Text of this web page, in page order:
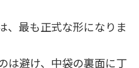
、最も正式な形になりま
は避け、中袋の裏面に丁